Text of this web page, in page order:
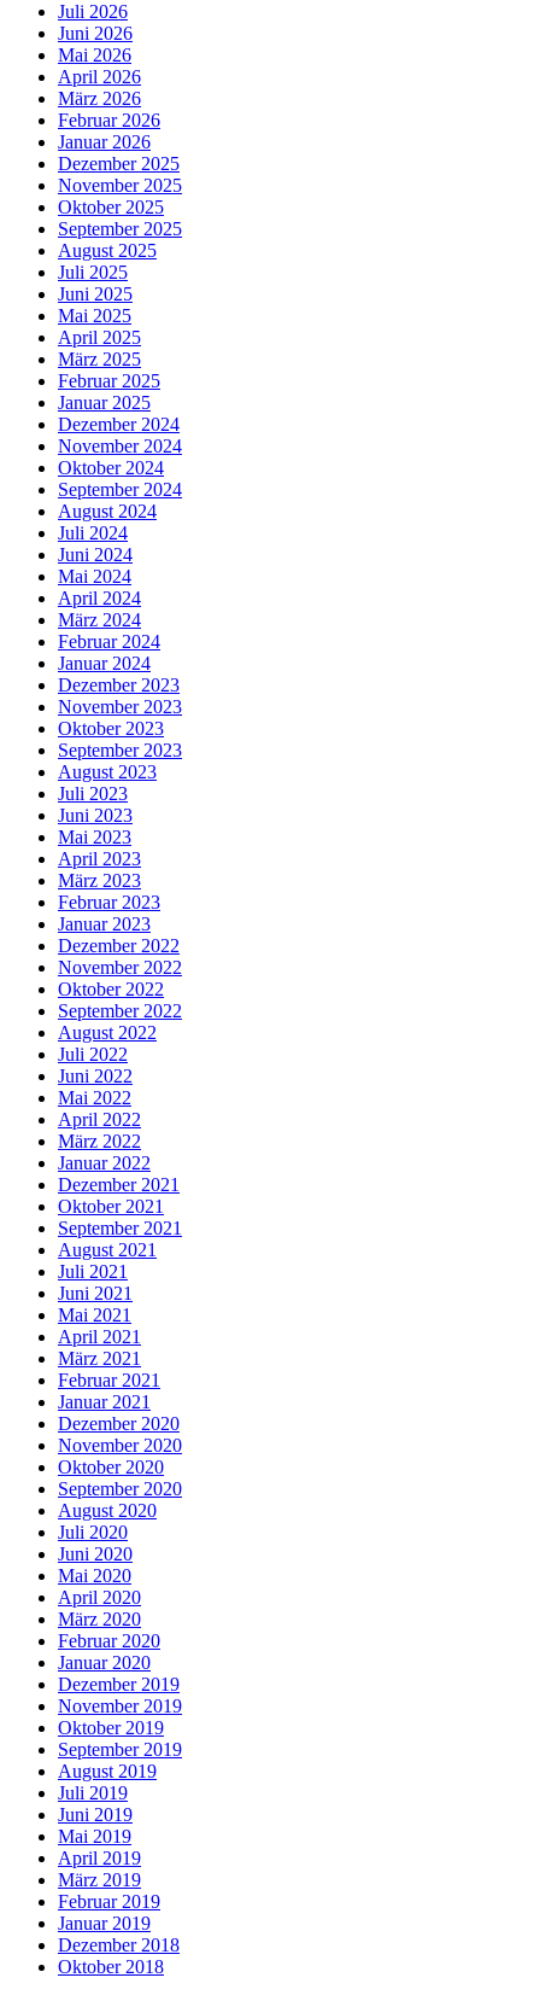
Juli 2026
Juni 2026
Mai 2026
April 2026
März 2026
Februar 2026
Januar 2026
Dezember 2025
November 2025
Oktober 2025
September 2025
August 2025
Juli 2025
Juni 2025
Mai 2025
April 2025
März 2025
Februar 2025
Januar 2025
Dezember 2024
November 2024
Oktober 2024
September 2024
August 2024
Juli 2024
Juni 2024
Mai 2024
April 2024
März 2024
Februar 2024
Januar 2024
Dezember 2023
November 2023
Oktober 2023
September 2023
August 2023
Juli 2023
Juni 2023
Mai 2023
April 2023
März 2023
Februar 2023
Januar 2023
Dezember 2022
November 2022
Oktober 2022
September 2022
August 2022
Juli 2022
Juni 2022
Mai 2022
April 2022
März 2022
Januar 2022
Dezember 2021
Oktober 2021
September 2021
August 2021
Juli 2021
Juni 2021
Mai 2021
April 2021
März 2021
Februar 2021
Januar 2021
Dezember 2020
November 2020
Oktober 2020
September 2020
August 2020
Juli 2020
Juni 2020
Mai 2020
April 2020
März 2020
Februar 2020
Januar 2020
Dezember 2019
November 2019
Oktober 2019
September 2019
August 2019
Juli 2019
Juni 2019
Mai 2019
April 2019
März 2019
Februar 2019
Januar 2019
Dezember 2018
Oktober 2018